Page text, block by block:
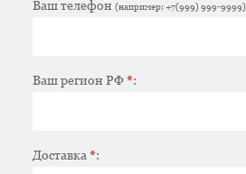
Ваш телефон (например: +7(999) 999-9999)
Ваш регион РФ*:
Доставка *: